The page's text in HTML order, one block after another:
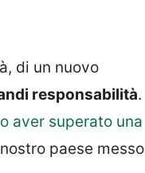
di un nuovo
responsabilità.
aver superato una
paese messo